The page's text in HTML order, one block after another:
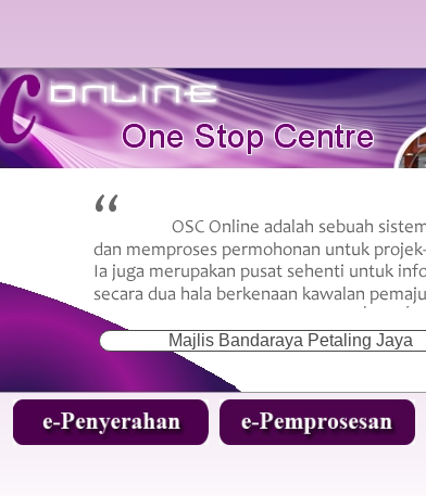
Majlis Bandaraya Petaling Jaya